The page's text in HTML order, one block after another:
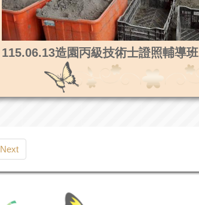
115.06.13造園丙級技術士證照輔導班
Next